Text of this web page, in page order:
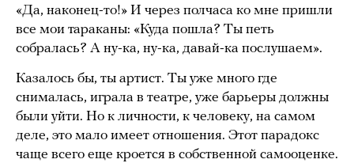
«Да, наконец-то!» И через полчаса ко мне пришли
все мои тараканы: «Куда пошла? Ты петь
собралась? А ну-ка, ну-ка, давай-ка послушаем».
Казалось бы, ты артист. Ты уже много где
снималась, играла в театре, уже барьеры должны
были уйти. Но к личности, к человеку, на самом
деле, это мало имеет отношения. Этот парадокс
чаще всего еще кроется в собственной самооценке.